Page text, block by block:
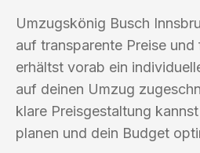
Umzugskönig Busch
auf transparente Preise
erhältst vorab ein
auf deinen Umzug
klare Preisgestaltung
planen und dein Budget